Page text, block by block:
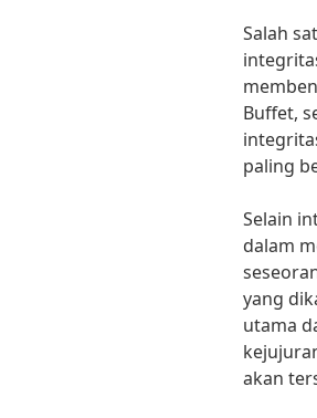
Salah
Buffet,
paling
Selain
dalam
yang
utama
akan